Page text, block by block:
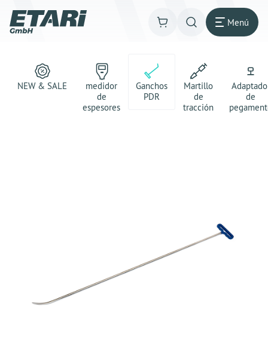
Menú
NEW & SALE
medidor
de
espesores
Ganchos
PDR
Martillo
de
tracción
de